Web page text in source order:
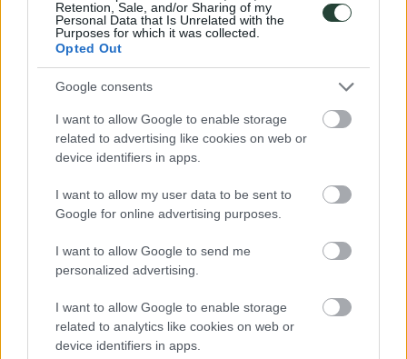
Retention, Sale, and/or Sharing of my
Personal Data that Is Unrelated with the
Purposes for which it was collected.
Opted Out
Google consents
I want to allow Google to enable storage
related to advertising like cookies on web or
device identifiers in apps.
I want to allow my user data to be sent to
Google for online advertising purposes.
I want to allow Google to send me
personalized advertising.
I want to allow Google to enable storage
related to analytics like cookies on web or
device identifiers in apps.
de Datos) y entender que tus datos están seguros, debes leer y
aceptar lapolítica de privacidad.
¿Conoces todos nuestros destinos?
¡Puedes verlos todos haciendo
un clic!
Ver destinos
entradas
Las 5 islas de Filipinas que NO te puedes perder
¿Te ayudamos a elegir tu viaje de aventura?